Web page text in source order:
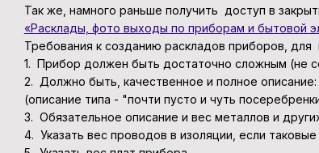
Так же, намного раньше получить доступ в
«Расклады, фото выходы по приборам и бытовой
Требования к созданию раскладов приборов, для
1. Прибор должен быть достаточно сложным (не
2. Должно быть, качественное и полное
(описание типа - "почти пусто и чуть
3. Обязательное описание и вес металлов и
4. Указать вес проводов в изоляции, если